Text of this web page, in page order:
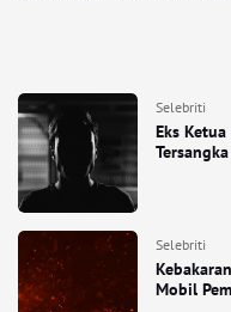
Selebriti
Eks
Selebriti
Mobil